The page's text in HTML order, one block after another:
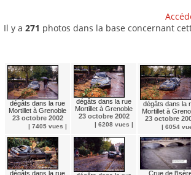
Il y a 271 photos dans la base concernant
dégâts dans la rue
Mortillet à Grenoble
23 octobre 2002
| 7405 vues |
dégâts dans la rue
Mortillet à Grenoble
23 octobre 2002
| 6208 vues |
dégâts dans la
Mortillet à
23 octobre
| 6054
dégâts dans la rue
Crue de